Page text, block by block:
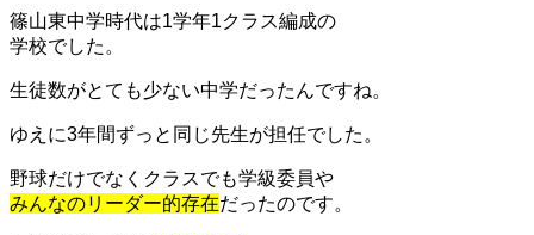
篠山東中学時代は1学年1クラス編成の
学校でした。
生徒数がとても少ない中学だったんですね。
ゆえに3年間ずっと同じ先生が担任でした。
野球だけでなくクラスでも学級委員や
みんなのリーダー的存在だったのです。